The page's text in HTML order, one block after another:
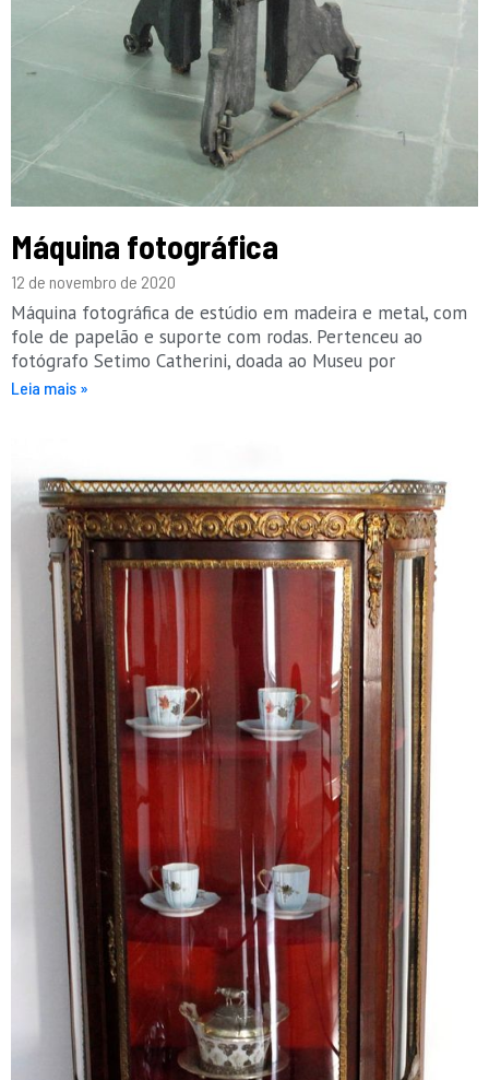
Máquina fotográfica
12 de novembro de 2020
Máquina fotográfica de estúdio em madeira e metal, com
fole de papelão e suporte com rodas. Pertenceu ao
fotógrafo Setimo Catherini, doada ao Museu por
Leia mais »